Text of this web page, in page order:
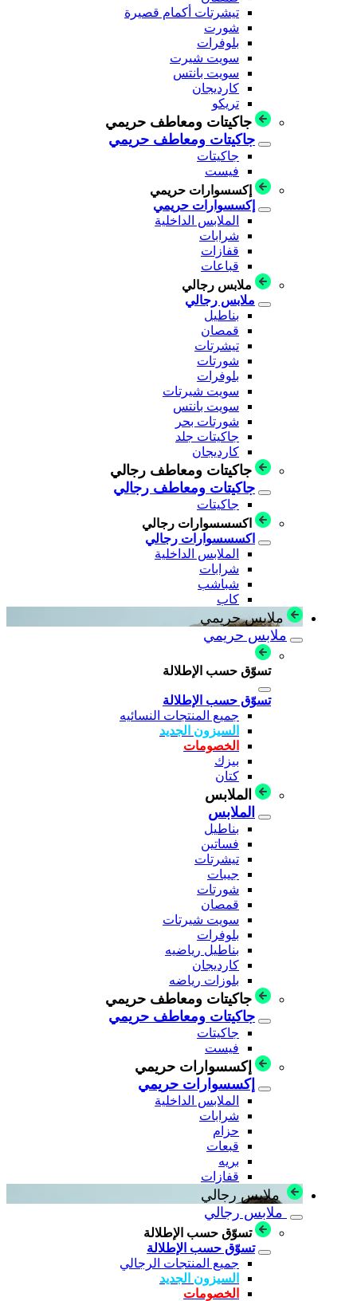
تيشرتات أكمام قصيرة
شورت
بلوفرات
سويت شيرت
سويت بانتس
كارديجان
تريكو
جاكيتات ومعاطف حريمي
جاكيتات ومعاطف حريمي
جاكيتات
فيست
إكسسوارات حريمي
إكسسوارات حريمي
الملابس الداخلية
شرابات
قفازات
قباعات
ملابس رجالي
ملابس رجالي
بناطيل
قمصان
تيشرتات
شورتات
بلوفرات
سويت شيرتات
سويت بانتس
شورتات بحر
جاكيتات جلد
كارديجان
جاكيتات ومعاطف رجالي
جاكيتات ومعاطف رجالي
جاكيتات
اكسسسوارات رجالي
اكسسسوارات رجالي
الملابس الداخلية
شرابات
شباشب
كاب
ملابس حريمي
ملابس حريمي
تسوّق حسب الإطلالة
تسوّق حسب الإطلالة
جميع المنتجات النسائيه
السيزون الجديد
الخصومات
بيزك
كتان
الملابس
الملابس
بناطيل
فساتين
تيشرتات
جيبات
شورتات
قمصان
سويت شيرتات
بلوفرات
بناطيل رياضيه
كارديجان
بلوزات رياضه
جاكيتات ومعاطف حريمي
جاكيتات ومعاطف حريمي
جاكيتات
فيست
إكسسوارات حريمي
إكسسوارات حريمي
الملابس الداخلية
شرابات
حزام
قبعات
بريه
قفازات
ملابس رجالي
ملابس رجالي
تسوّق حسب الإطلالة
تسوّق حسب الإطلالة
جميع المنتجات الرجالي
السيزون الجديد
الخصومات